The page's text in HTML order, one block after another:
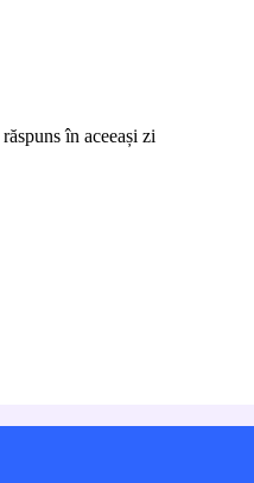
în aceeași zi